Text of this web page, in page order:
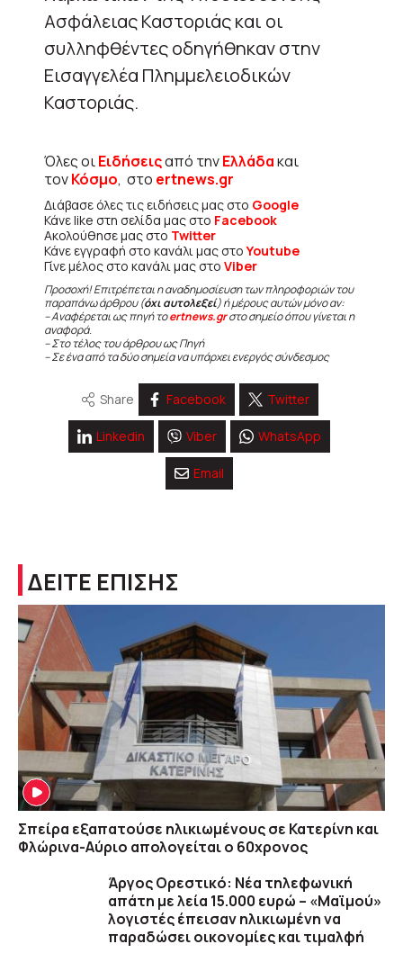
Ασφάλειας Καστοριάς και οι
συλληφθέντες οδηγήθηκαν στην
Εισαγγελέα Πλημμελειοδικών
Καστοριάς.
Όλες οιΕιδήσειςαπό τηνΕλλάδακαι
τονΚόσμο, στο ertnews.gr
Διάβασε όλες τις ειδήσεις μας στο Google
Κάνε like στη σελίδα μας στο Facebook
Ακολούθησε μας στο Twitter
Κάνε εγγραφή στο κανάλι μας στοYoutube
Γίνε μέλος στο κανάλι μας στο Viber
Προσοχή! Επιτρέπεται η αναδημοσίευση των πληροφοριών του
παραπάνω άρθρου (όχι αυτολεξεί) ή μέρους αυτών μόνο αν:
– Αναφέρεται ως πηγή τοertnews.grστο σημείο όπου γίνεται η
αναφορά.
– Στο τέλος του άρθρου ως Πηγή
– Σε ένα από τα δύο σημεία να υπάρχει ενεργός σύνδεσμος
Share Facebook Twitter
Linkedin Viber WhatsApp
Email
ΔΕΙΤΕ ΕΠΙΣΗΣ
Σπείρα εξαπατούσε ηλικιωμένους σε Κατερίνη και
Φλώρινα-Αύριο απολογείται ο 60χρονος
Άργος Ορεστικό: Νέα τηλεφωνική
απάτη με λεία 15.000 ευρώ – «Μαϊμού»
λογιστές έπεισαν ηλικιωμένη να
παραδώσει οικονομίες και τιμαλφή